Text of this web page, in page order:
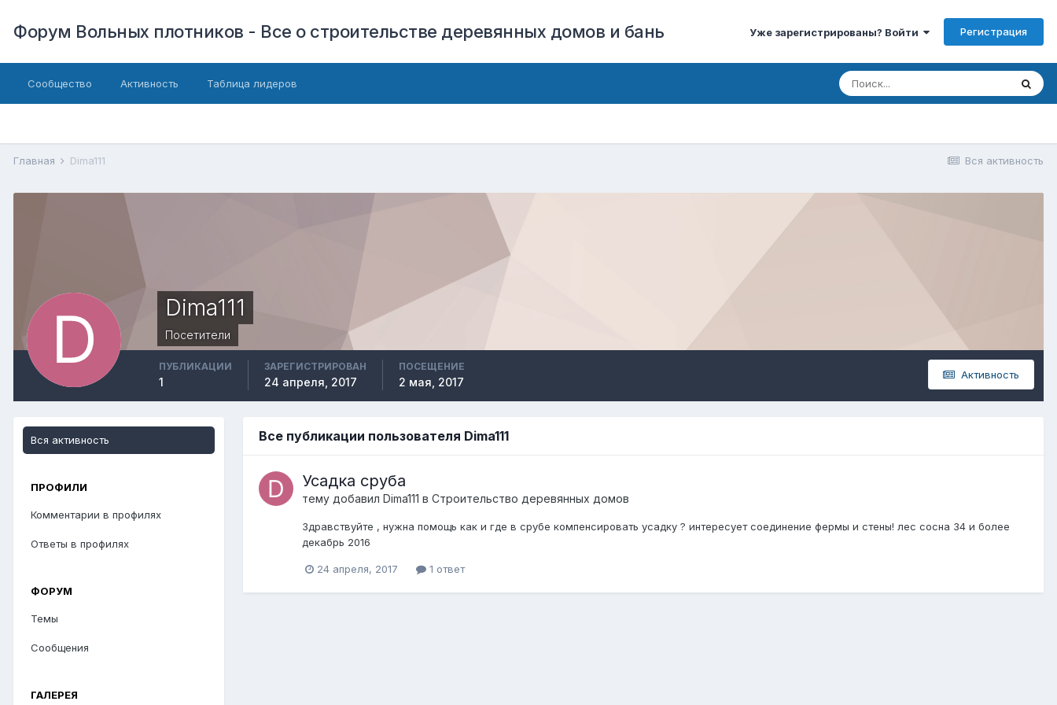
Форум Вольных плотников - Все о строительстве деревянных домов и бань Уже зарегистрированы? Войти Регистрация
Сообщество Активность Таблица лидеров
Вся активность
Главная Dima111
Dima111
Посетители
Активность
ПУБЛИКАЦИИ
1
ЗАРЕГИСТРИРОВАН
24 апреля, 2017
ПОСЕЩЕНИЕ
2 мая, 2017
Вся активность
ПРОФИЛИ
Комментарии в профилях
Ответы в профилях
ФОРУМ
Темы
Сообщения
ГАЛЕРЕЯ
Все публикации пользователя Dima111
Усадка сруба
тему добавил Dima111 в Строительство деревянных домов
Здравствуйте , нужна помощь как и где в срубе компенсировать усадку ? интересует соединение фермы и стены! лес сосна 34 и более
декабрь 2016
24 апреля, 2017 1 ответ